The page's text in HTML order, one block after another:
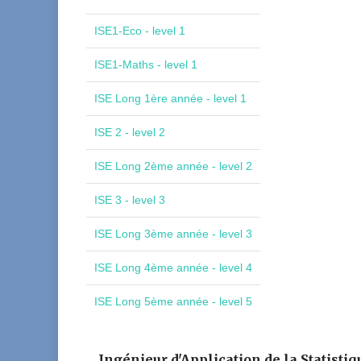
ISE1-Eco - level 1
ISE1-Maths - level 1
ISE Long 1ère année - level 1
ISE 2 - level 2
ISE Long 2ème année - level 2
ISE 3 - level 3
ISE Long 3ème année - level 3
ISE Long 4ème année - level 4
ISE Long 5ème année - level 5